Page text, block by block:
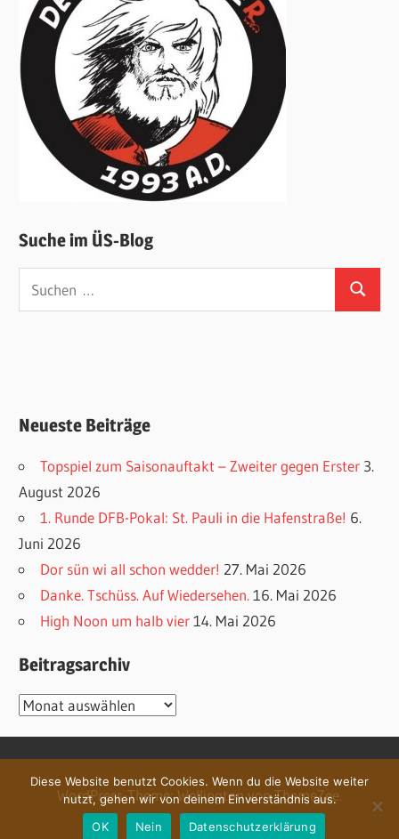
Suche im ÜS-Blog
Suchen
Neueste Beiträge
Topspiel zum Saisonauftakt – Zweiter gegen Erster 3.
August 2026
1. Runde DFB-Pokal: St. Pauli in die Hafenstraße! 6.
Juni 2026
Dor sün wi all schon wedder! 27. Mai 2026
Danke. Tschüss. Auf Wiedersehen. 16. Mai 2026
High Noon um halb vier 14. Mai 2026
Beitragsarchiv
Beitragsarchiv
WordPress-Theme: Wellington von ThemeZee.
Diese Website benutzt Cookies. Wenn du die Website weiter
nutzt, gehen wir von deinem Einverständnis aus.
OK
Nein Datenschutzerklärung